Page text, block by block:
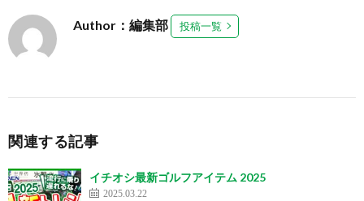
Author：編集部 投稿一覧
関連する記事
イチオシ最新ゴルフアイテム 2025
2025.03.22